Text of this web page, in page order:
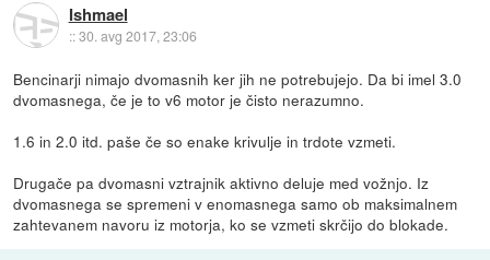
Ishmael
::30. avg 2017, 23:06
Bencinarji nimajo dvomasnih ker jih ne potrebujejo. Da bi imel 3.0
dvomasnega, če je to v6 motor je čisto nerazumno.
1.6 in 2.0 itd. paše če so enake krivulje in trdote vzmeti.
Drugače pa dvomasni vztrajnik aktivno deluje med vožnjo. Iz
dvomasnega se spremeni v enomasnega samo ob maksimalnem
zahtevanem navoru iz motorja, ko se vzmeti skrčijo do blokade.